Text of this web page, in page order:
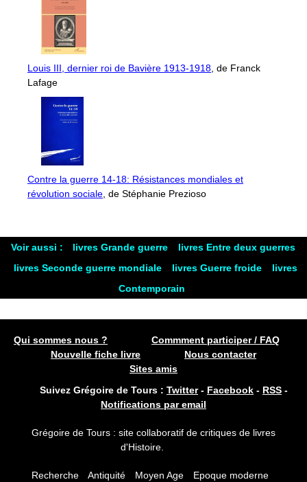
Louis III, dernier roi de Bavière 1913-1918, de Franck
Lafage
Contre la guerre 14-18: Résistances mondiales et
révolution sociale, de Stéphanie Prezioso
Voir aussi : livres Grande guerre
livres Entre deux guerres
livres Seconde guerre mondiale
livres Guerre froide
livres
Contemporain
Qui sommes nous ?
Commment participer / FAQ
Nouvelle fiche livre
Nous contacter
Sites amis
Suivez Grégoire de Tours : Twitter- Facebook - RSS -
Notifications par email
Grégoire de Tours : site collaboratif de critiques de livres
d'Histoire.
Recherche Antiquité Moyen Age Epoque moderne